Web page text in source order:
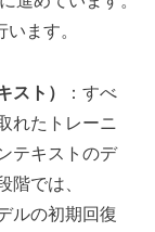
ます。
スト）
：すべ
れたトレーニ
テキストのデ
階では、
ルの初期回復